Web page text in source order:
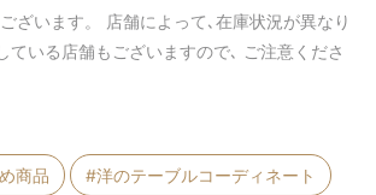
ざいます。 店舗によって､在庫状況が異なり
ている店舗もございますので､ ご注意くださ
商品 #洋のテーブルコーディネート